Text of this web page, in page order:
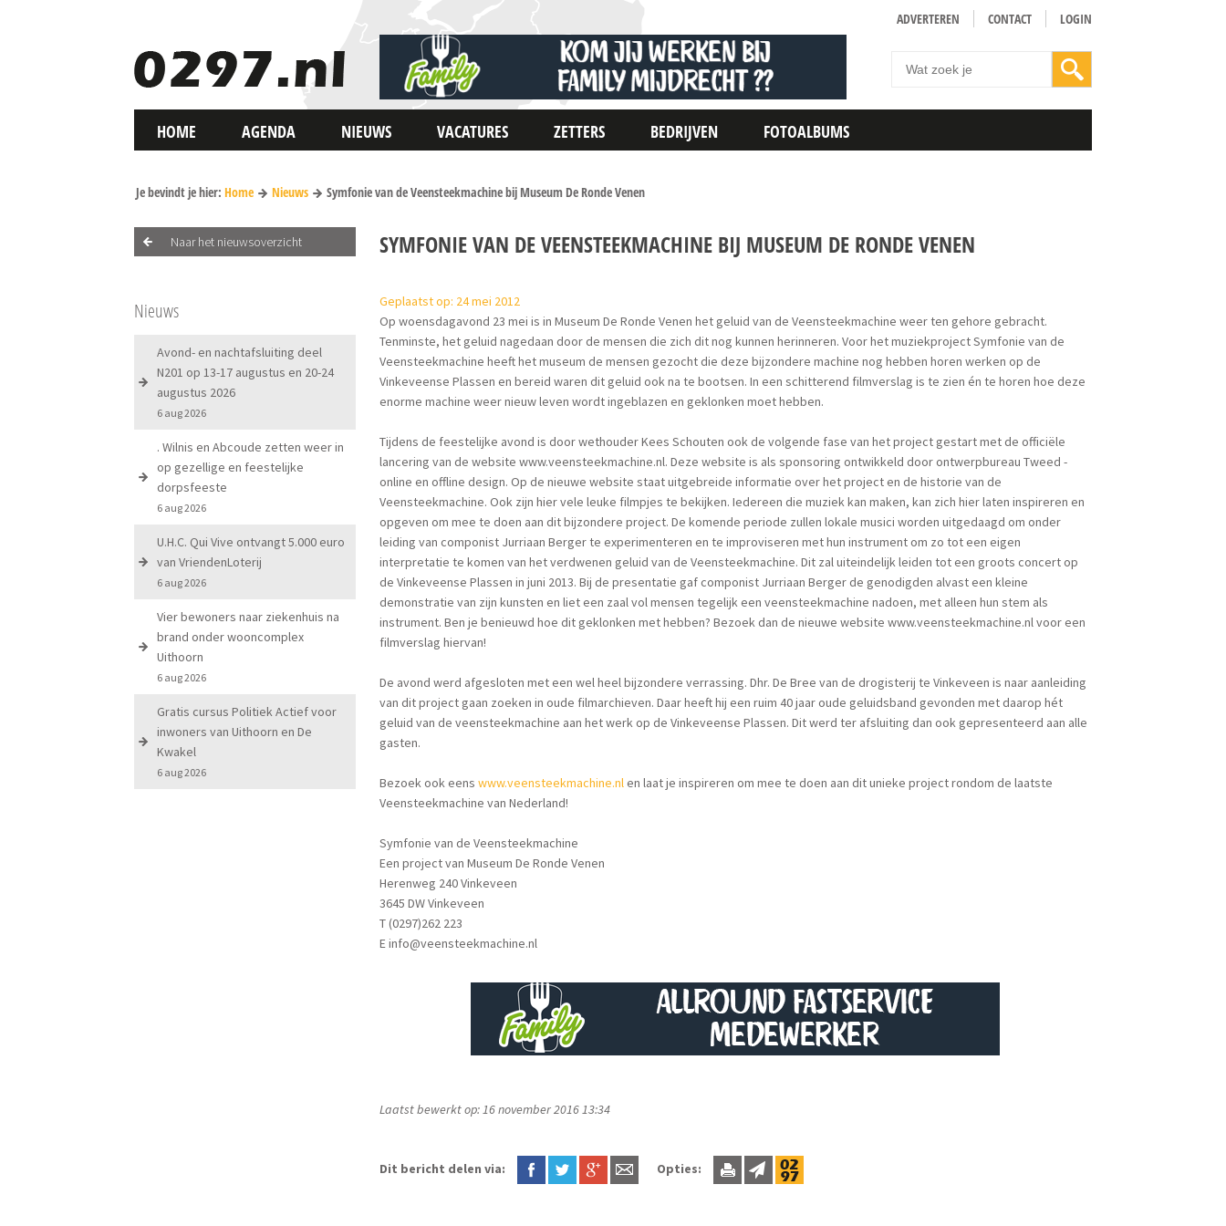
ADVERTEREN CONTACT LOGIN
HOME AGENDA NIEUWS VACATURES ZETTERS BEDRIJVEN FOTOALBUMS
Je bevindt je hier: Home Nieuws Symfonie van de Veensteekmachine bij Museum De Ronde Venen
Naar het nieuwsoverzicht
Nieuws
Avond- en nachtafsluiting deel
N201 op 13-17 augustus en 20-24
augustus 2026
6 aug 2026
. Wilnis en Abcoude zetten weer in
op gezellige en feestelijke
dorpsfeeste
6 aug 2026
U.H.C. Qui Vive ontvangt 5.000 euro
van VriendenLoterij
6 aug 2026
Vier bewoners naar ziekenhuis na
brand onder wooncomplex
Uithoorn
6 aug 2026
Gratis cursus Politiek Actief voor
inwoners van Uithoorn en De
Kwakel
6 aug 2026
SYMFONIE VAN DE VEENSTEEKMACHINE BIJ MUSEUM DE RONDE VENEN
Geplaatst op: 24 mei 2012
Op woensdagavond 23 mei is in Museum De Ronde Venen het geluid van de Veensteekmachine weer ten gehore gebracht.
Tenminste, het geluid nagedaan door de mensen die zich dit nog kunnen herinneren. Voor het muziekproject Symfonie van de
Veensteekmachine heeft het museum de mensen gezocht die deze bijzondere machine nog hebben horen werken op de
Vinkeveense Plassen en bereid waren dit geluid ook na te bootsen. In een schitterend filmverslag is te zien én te horen hoe deze
enorme machine weer nieuw leven wordt ingeblazen en geklonken moet hebben.
Tijdens de feestelijke avond is door wethouder Kees Schouten ook de volgende fase van het project gestart met de officiële
lancering van de website www.veensteekmachine.nl. Deze website is als sponsoring ontwikkeld door ontwerpbureau Tweed -
online en offline design. Op de nieuwe website staat uitgebreide informatie over het project en de historie van de
Veensteekmachine. Ook zijn hier vele leuke filmpjes te bekijken. Iedereen die muziek kan maken, kan zich hier laten inspireren en
opgeven om mee te doen aan dit bijzondere project. De komende periode zullen lokale musici worden uitgedaagd om onder
leiding van componist Jurriaan Berger te experimenteren en te improviseren met hun instrument om zo tot een eigen
interpretatie te komen van het verdwenen geluid van de Veensteekmachine. Dit zal uiteindelijk leiden tot een groots concert op
de Vinkeveense Plassen in juni 2013. Bij de presentatie gaf componist Jurriaan Berger de genodigden alvast een kleine
demonstratie van zijn kunsten en liet een zaal vol mensen tegelijk een veensteekmachine nadoen, met alleen hun stem als
instrument. Ben je benieuwd hoe dit geklonken met hebben? Bezoek dan de nieuwe website www.veensteekmachine.nl voor een
filmverslag hiervan!
De avond werd afgesloten met een wel heel bijzondere verrassing. Dhr. De Bree van de drogisterij te Vinkeveen is naar aanleiding
van dit project gaan zoeken in oude filmarchieven. Daar heeft hij een ruim 40 jaar oude geluidsband gevonden met daarop hét
geluid van de veensteekmachine aan het werk op de Vinkeveense Plassen. Dit werd ter afsluiting dan ook gepresenteerd aan alle
gasten.
Bezoek ook eenswww.veensteekmachine.nlen laat je inspireren om mee te doen aan dit unieke project rondom de laatste
Veensteekmachine van Nederland!
Symfonie van de Veensteekmachine
Een project van Museum De Ronde Venen
Herenweg 240 Vinkeveen
3645 DW Vinkeveen
T (0297)262 223
E info@veensteekmachine.nl
Laatst bewerkt op: 16 november 2016 13:34
Dit bericht delen via: Opties: